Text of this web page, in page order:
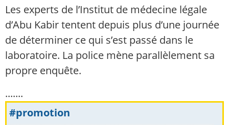
Les experts de l’Institut de médecine légale
d’Abu Kabir tentent depuis plus d’une journée
de déterminer ce qui s’est passé dans le
laboratoire. La police mène parallèlement sa
propre enquête.
.......
#promotion